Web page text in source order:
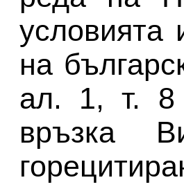
условията
на
ал. 1, т. 8
връзка